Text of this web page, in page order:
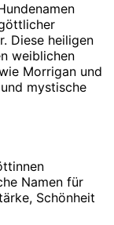
Diese heiligen
weiblichen
Morrigan und
mystische
Namen für
Schönheit